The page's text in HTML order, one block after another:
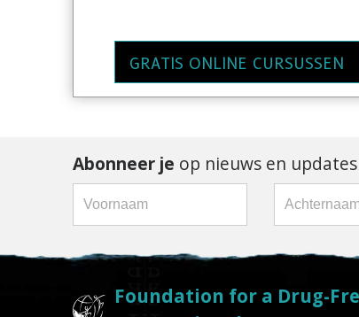
GRATIS ONLINE CURSUSSEN
Abonneer je op nieuws en
Foundation for a Drug-